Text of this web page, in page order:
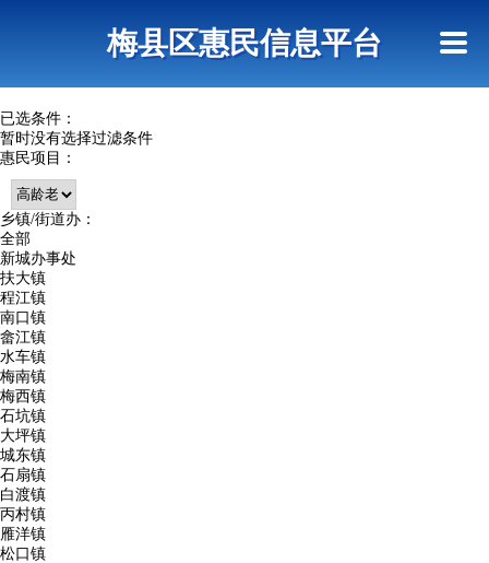
查询指引梅县区惠民信息平台
已选条件：
暂时没有选择过滤条件
惠民项目：
乡镇/街道办：
全部
新城办事处
扶大镇
程江镇
南口镇
畲江镇
水车镇
梅南镇
梅西镇
石坑镇
大坪镇
城东镇
石扇镇
白渡镇
丙村镇
雁洋镇
松口镇